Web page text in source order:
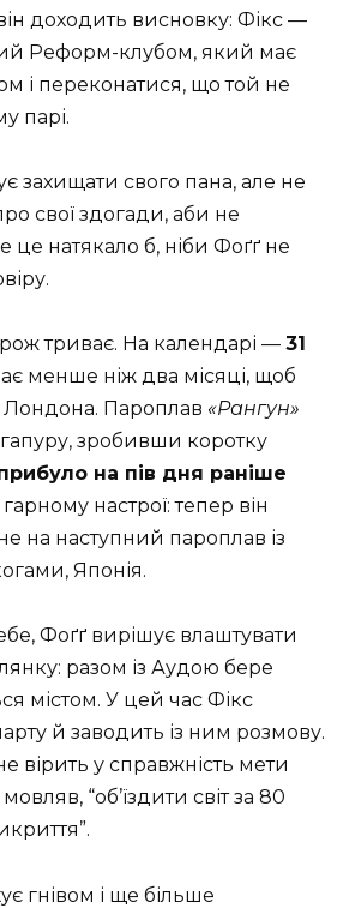
доходить висновку: Фікс —
Реформ-клубом, який має
і переконатися, що той не
парі.
захищати свого пана, але не
свої здогади, аби не
натякало б, ніби Фоґґ не
триває. На календарі — 31
менше ніж два місяці, щоб
Пароплав «Рангун»
зробивши коротку
на пів дня раніше
гарному настрої: тепер він
на наступний пароплав із
Японія.
Фоґґ вирішує влаштувати
разом із Аудою бере
містом. У цей час Фікс
й заводить із ним розмову.
вірить у справжність мети
“об’їздити світ за 80
гнівом і ще більше